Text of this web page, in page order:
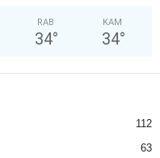
RAB
34°
KAM
34°
112
63